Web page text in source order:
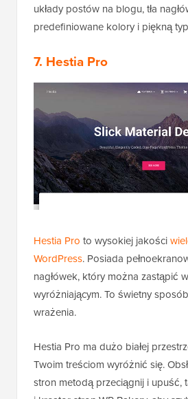
układy postów na blogu, tła
predefiniowane kolory i piękną
7. Hestia Pro
Hestia Pro to wysokiej jakości
WordPress. Posiada
nagłówek, który można zastąpić
wyróżniającym. To świetny
wrażenia.
Hestia Pro ma dużo białej
Twoim treściom wyróżnić się.
stron metodą przeciągnij i upuść,